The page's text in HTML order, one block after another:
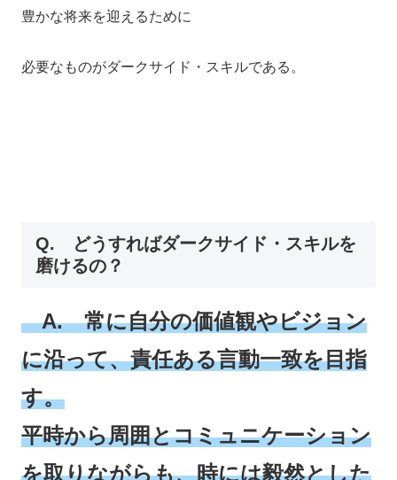
豊かな将来を迎えるために
必要なものがダークサイド・スキルである。
Q. どうすればダークサイド・スキルを
磨けるの？
A. 常に自分の価値観やビジョン
に沿って、責任ある言動一致を目指
す。
平時から周囲とコミュニケーション
を取りながらも、時には毅然とした